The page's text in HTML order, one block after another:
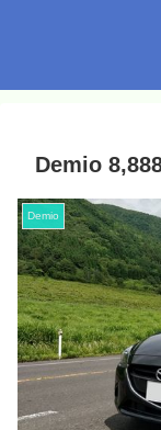
Demio
Demio